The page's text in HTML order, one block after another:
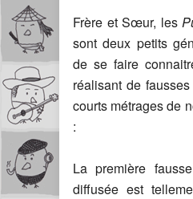
Frère et Sœur, les
sont deux petits
de se faire
réalisant de
courts métrages de
:
La première
diffusée est